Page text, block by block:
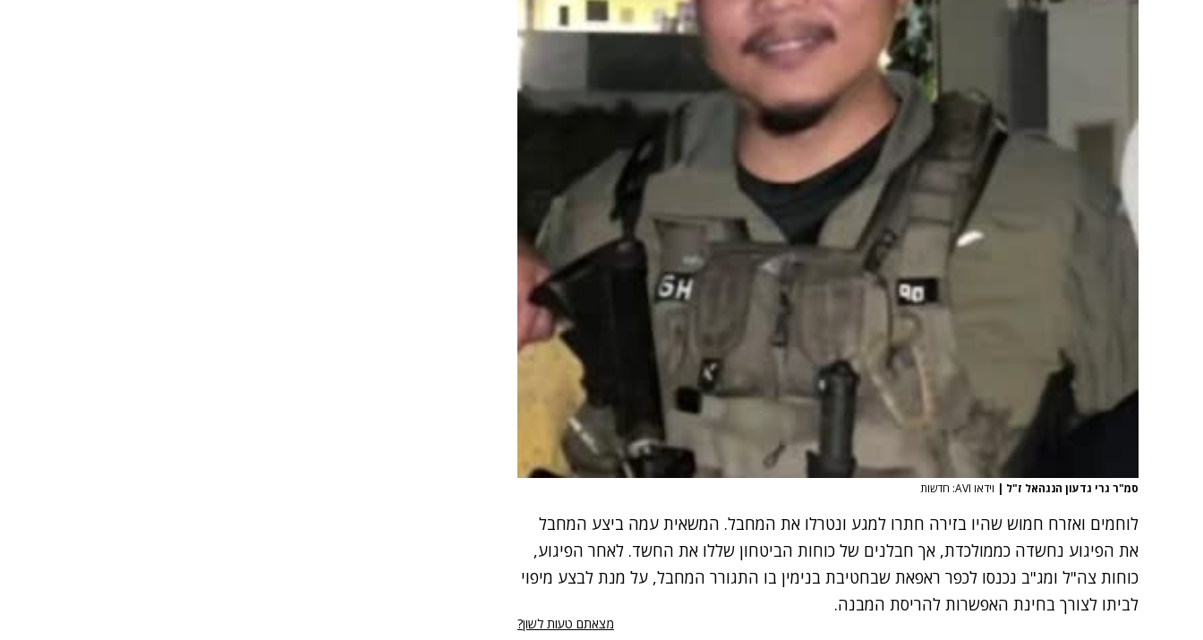
סמ"ר גרי גדעון הנגהאל ז"ל | וידאו AVI: חדשות
לוחמים ואזרח חמוש שהיו בזירה חתרו למגע ונטרלו את המחבל. המשאית עמה ביצע המחבל
את הפיגוע נחשדה כממולכדת, אך חבלנים של כוחות הביטחון שללו את החשד. לאחר הפיגוע,
כוחות צה"ל ומג"ב נכנסו לכפר ראפאת שבחטיבת בנימין בו התגורר המחבל, על מנת לבצע מיפוי
לביתו לצורך בחינת האפשרות להריסת המבנה.
מצאתם טעות לשון?